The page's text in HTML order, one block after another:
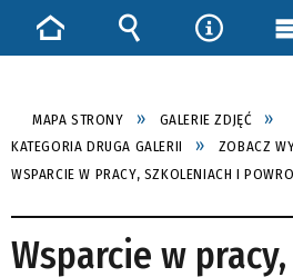
MAPA STRONY
GALERIE ZDJĘĆ
KATEGORIA DRUGA GALERII
ZOBACZ
WSPARCIE W PRACY, SZKOLENIACH I
Wsparcie w
StronaWyszukiwarka